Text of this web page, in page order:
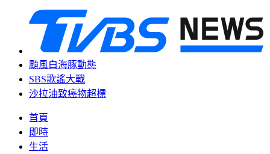
颱風白海豚動態
SBS歌謠大戰
沙拉油致癌物超標
首頁
即時
生活